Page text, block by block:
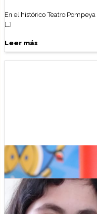
En el histórico Teatro
[…]
Leer más